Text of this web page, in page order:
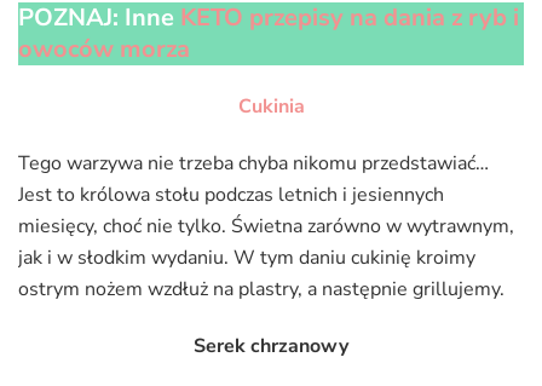
POZNAJ: Inne KETO przepisy na dania z ryb i
owoców morza
Cukinia
Tego warzywa nie trzeba chyba nikomu przedstawiać…
Jest to królowa stołu podczas letnich i jesiennych
miesięcy, choć nie tylko. Świetna zarówno w wytrawnym,
jak i w słodkim wydaniu. W tym daniu cukinię kroimy
ostrym nożem wzdłuż na plastry, a następnie grillujemy.
Serek chrzanowy